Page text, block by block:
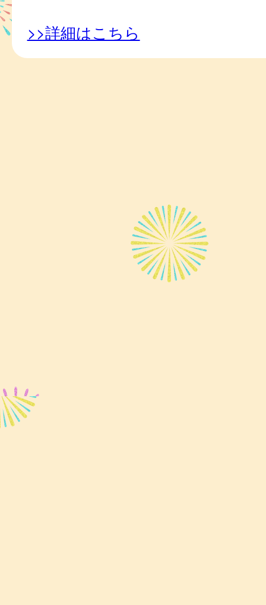
>>詳細はこちら